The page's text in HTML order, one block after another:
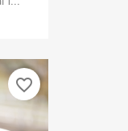
favorite_border